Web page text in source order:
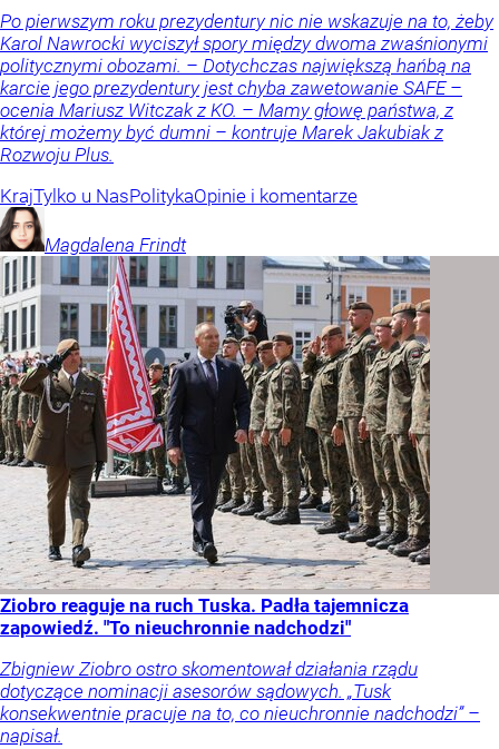
Po pierwszym roku prezydentury nic nie wskazuje na to, żeby
Karol Nawrocki wyciszył spory między dwoma zwaśnionymi
politycznymi obozami. – Dotychczas największą hańbą na
karcie jego prezydentury jest chyba zawetowanie SAFE –
ocenia Mariusz Witczak z KO. – Mamy głowę państwa, z
której możemy być dumni – kontruje Marek Jakubiak z
Rozwoju Plus.
KrajTylko u NasPolitykaOpinie i komentarze
Magdalena Frindt
Ziobro reaguje na ruch Tuska. Padła tajemnicza
zapowiedź. "To nieuchronnie nadchodzi"
Zbigniew Ziobro ostro skomentował działania rządu
dotyczące nominacji asesorów sądowych. „Tusk
konsekwentnie pracuje na to, co nieuchronnie nadchodzi” –
napisał.